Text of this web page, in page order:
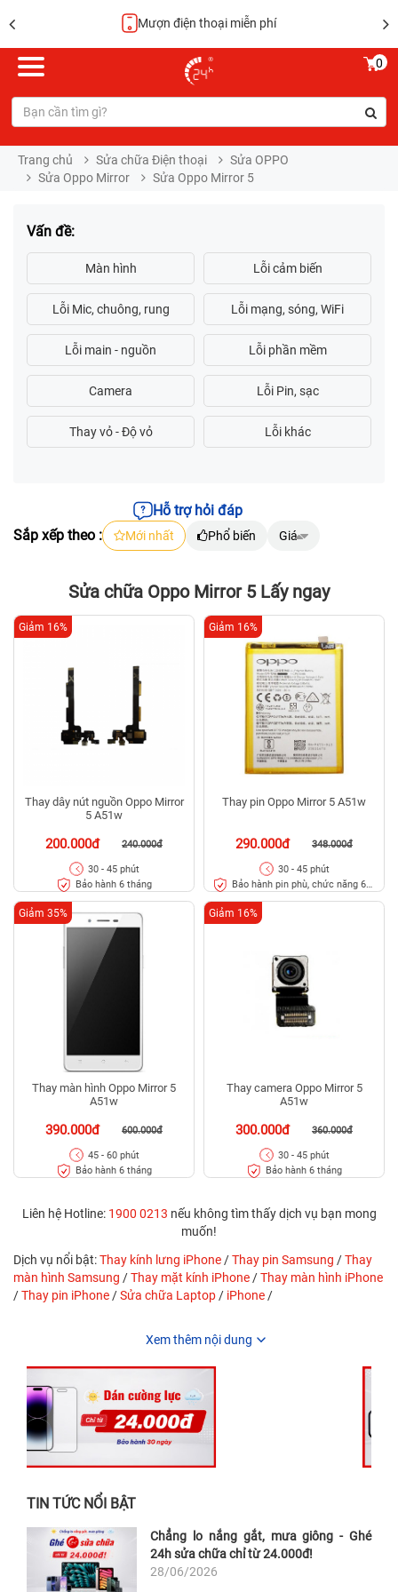
Mượn điện thoại miễn phí
0
Trang chủ Sửa chữa Điện thoại
Sửa OPPO
Sửa Oppo Mirror
Sửa Oppo Mirror 5
Vấn đề:
Hỗ trợ hỏi đáp
Sắp xếp theo :
Mới nhất Phổ biến Giá
Sửa chữa Oppo Mirror 5 Lấy ngay
Thay dây nút nguồn Oppo Mirror
5 A51w
200.000đ 240.000đ
Giảm 16%
30 - 45 phút
Bảo hành 6 tháng
Thay pin Oppo Mirror 5 A51w
290.000đ 348.000đ
Giảm 16%
30 - 45 phút
Bảo hành pin phù, chức năng 6
Thay màn hình Oppo Mirror 5
A51w
390.000đ 600.000đ
Giảm 35%
45 - 60 phút
Bảo hành 6 tháng
Thay camera Oppo Mirror 5
A51w
300.000đ 360.000đ
Giảm 16%
30 - 45 phút
Bảo hành 6 tháng
Liên hệ Hotline: 1900 0213 nếu không tìm thấy dịch vụ bạn mong
muốn!
Dịch vụ nổi bật:Thay kính lưng iPhone /Thay pin Samsung /Thay
màn hình Samsung /Thay mặt kính iPhone /Thay màn hình iPhone
/Thay pin iPhone /Sửa chữa Laptop / iPhone /
Xem thêm nội dung
TIN TỨC NỔI BẬT
Chẳng lo nắng gắt, mưa giông - Ghé
24h sửa chữa chỉ từ 24.000đ!
28/06/2026